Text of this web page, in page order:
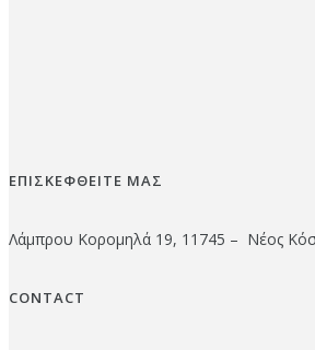
ΕΠΙΣΚΕΦΘΕΙΤΕ ΜΑΣ
Λάμπρου Κορομηλά 19, 11745 – Νέος
CONTACT